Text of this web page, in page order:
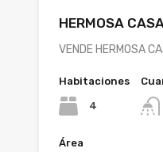
HERMOSA
VENDE HERMOSA
Habitaciones
4
Área